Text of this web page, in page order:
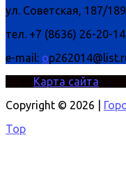
ул. Советская, 187/
тел. +7 (8636) 26-20-14
e-mail: o
Карта сайта
Copyright © 2026 |
Top